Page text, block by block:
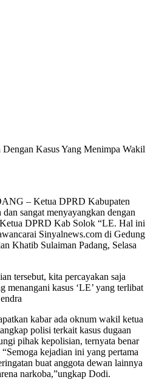
Kasus Yang Menimpa Wakil
– Ketua DPRD Kabupaten
sangat menyayangkan dengan
DPRD Kab Solok “LE. Hal ini
Sinyalnews.com di Gedung
Khatib Sulaiman Padang, Selasa
tersebut, kita percayakan saja
menangani kasus ‘LE’ yang terlibat
kabar ada oknum wakil ketua
polisi terkait kasus dugaan
pihak kepolisian, ternyata benar
kejadian ini yang pertama
buat anggota dewan lainnya
narkoba,”ungkap Dodi.